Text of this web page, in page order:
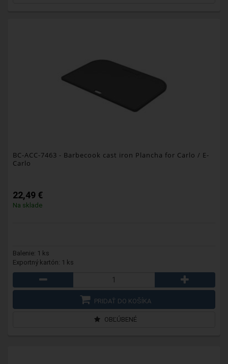
BC-ACC-7463 - Barbecook cast iron Plancha for Carlo / E-
Carlo
22,49 €
Na sklade
Balenie: 1 ks
Exportný kartón: 1 ks
PRIDAŤ DO KOŠÍKA
OBĽÚBENÉ